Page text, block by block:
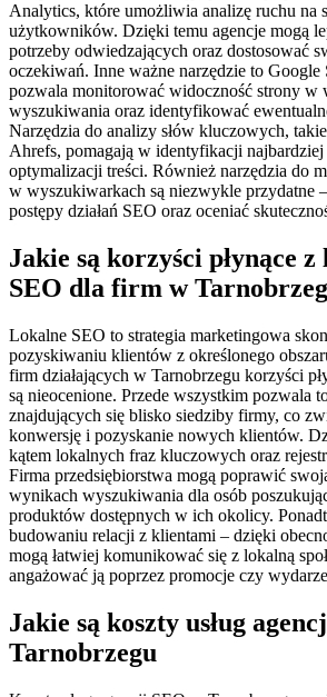
Analytics, które umożliwia analizę ruchu na
użytkowników. Dzięki temu agencje mogą
potrzeby odwiedzających oraz dostosować
oczekiwań. Inne ważne narzędzie to Google
pozwala monitorować widoczność strony w
wyszukiwania oraz identyfikować
Narzędzia do analizy słów kluczowych,
Ahrefs, pomagają w identyfikacji
optymalizacji treści. Również narzędzia do
w wyszukiwarkach są niezwykle przydatne
postępy działań SEO oraz oceniać
Jakie są korzyści płynące z
SEO dla firm w
Lokalne SEO to strategia marketingowa
pozyskiwaniu klientów z określonego
firm działających w Tarnobrzegu korzyści
są nieocenione. Przede wszystkim pozwala
znajdujących się blisko siedziby firmy, co
konwersję i pozyskanie nowych klientów.
kątem lokalnych fraz kluczowych oraz
Firma przedsiębiorstwa mogą poprawić
wynikach wyszukiwania dla osób
produktów dostępnych w ich okolicy.
budowaniu relacji z klientami – dzięki
mogą łatwiej komunikować się z lokalną
angażować ją poprzez promocje czy
Jakie są koszty usług
Tarnobrzegu